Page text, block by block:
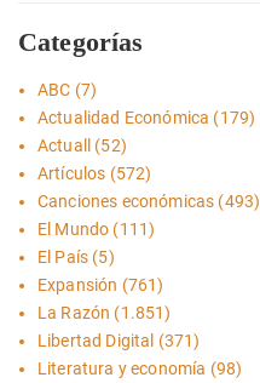
Categorías
ABC (7)
Actualidad Económica (179)
Actuall
(52)
Artículos (572)
Canciones económicas (493)
El Mundo (111)
El País (5)
Expansión (761)
La Razón (1.851)
Libertad Digital (371)
Literatura y economía (98)